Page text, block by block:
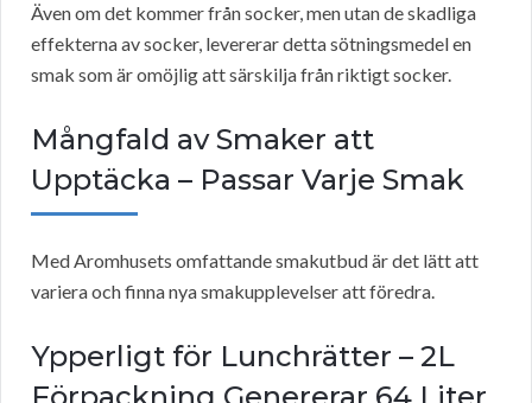
Även om det kommer från socker, men utan de skadliga
effekterna av socker, levererar detta sötningsmedel en
smak som är omöjlig att särskilja från riktigt socker.
Mångfald av Smaker att
Upptäcka – Passar Varje Smak
Med Aromhusets omfattande smakutbud är det lätt att
variera och finna nya smakupplevelser att föredra.
Ypperligt för Lunchrätter – 2L